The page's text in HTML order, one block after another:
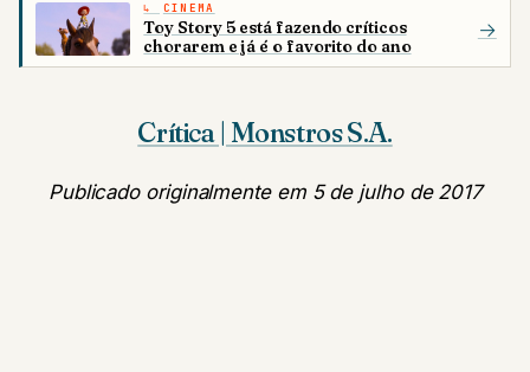
CINEMA
Toy Story 5 está fazendo críticos
chorarem e já é o favorito do ano
→
Crítica | Monstros S.A.
Publicado originalmente em 5 de julho de 2017